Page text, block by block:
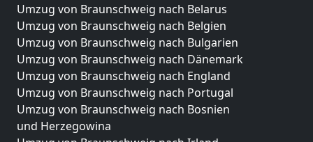
Umzug von Braunschweig nach Belarus
Umzug von Braunschweig nach Belgien
Umzug von Braunschweig nach Bulgarien
Umzug von Braunschweig nach Dänemark
Umzug von Braunschweig nach England
Umzug von Braunschweig nach Portugal
Umzug von Braunschweig nach Bosnien
und Herzegowina